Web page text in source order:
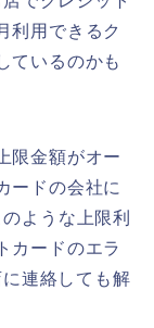
利用できるク
ているのかも
限金額がオー
ードの会社に
ような上限利
カードのエラ
連絡しても解